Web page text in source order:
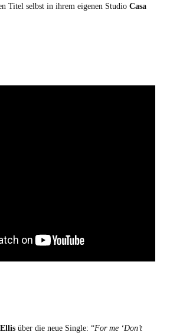
Titel selbst in ihrem eigenen StudioCasa
über die neue Single: “For me ‘Don’t